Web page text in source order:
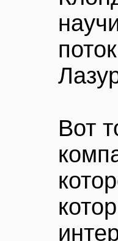
Вот